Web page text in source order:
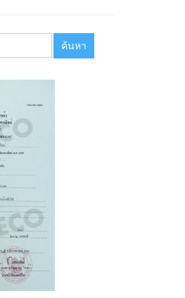
ค้นหา